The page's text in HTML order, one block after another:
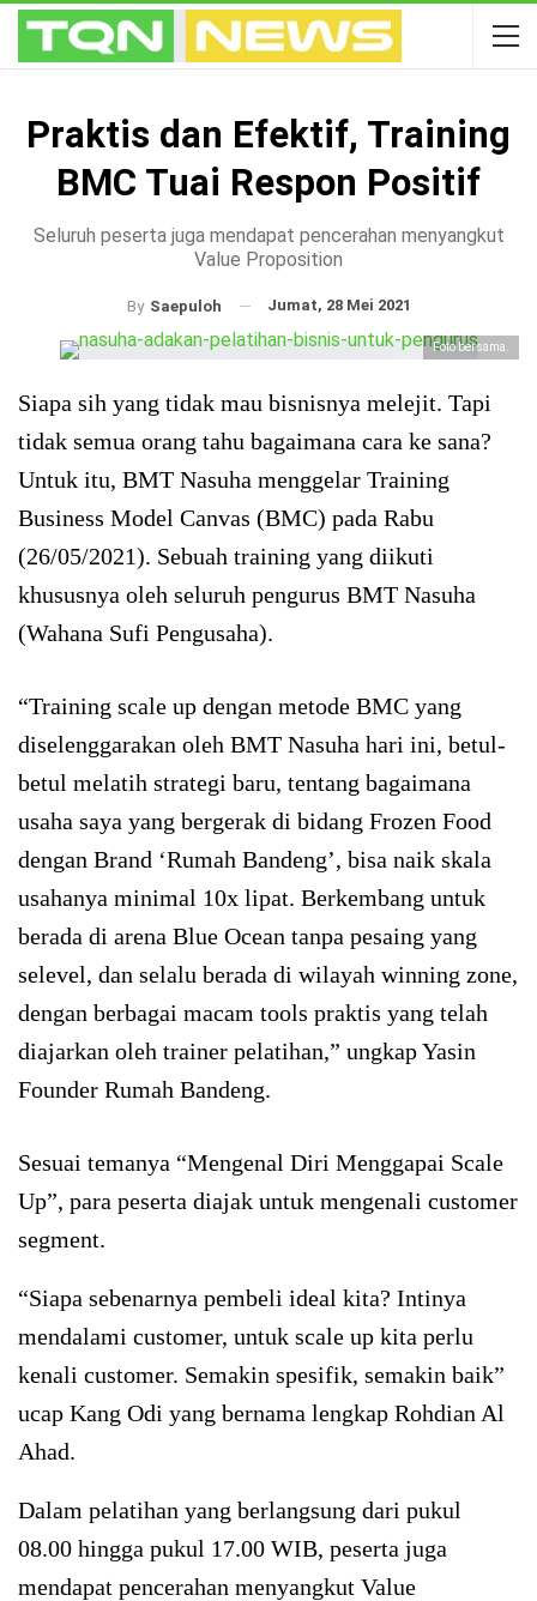
Praktis dan Efektif, Training
BMC Tuai Respon Positif
Seluruh peserta juga mendapat pencerahan menyangkut
Value Proposition
By Saepuloh Jumat, 28 Mei 2021
Foto bersama.
Siapa sih yang tidak mau bisnisnya melejit. Tapi
tidak semua orang tahu bagaimana cara ke sana?
Untuk itu, BMT Nasuha menggelar Training
Business Model Canvas (BMC) pada Rabu
(26/05/2021). Sebuah training yang diikuti
khususnya oleh seluruh pengurus BMT Nasuha
(Wahana Sufi Pengusaha).
“Training scale up dengan metode BMC yang
diselenggarakan oleh BMT Nasuha hari ini, betul-
betul melatih strategi baru, tentang bagaimana
usaha saya yang bergerak di bidang Frozen Food
dengan Brand ‘Rumah Bandeng’, bisa naik skala
usahanya minimal 10x lipat. Berkembang untuk
berada di arena Blue Ocean tanpa pesaing yang
selevel, dan selalu berada di wilayah winning zone,
dengan berbagai macam tools praktis yang telah
diajarkan oleh trainer pelatihan,” ungkap Yasin
Founder Rumah Bandeng.
Sesuai temanya “Mengenal Diri Menggapai Scale
Up”, para peserta diajak untuk mengenali customer
segment.
“Siapa sebenarnya pembeli ideal kita? Intinya
mendalami customer, untuk scale up kita perlu
kenali customer. Semakin spesifik, semakin baik”
ucap Kang Odi yang bernama lengkap Rohdian Al
Ahad.
Dalam pelatihan yang berlangsung dari pukul
08.00 hingga pukul 17.00 WIB, peserta juga
mendapat pencerahan menyangkut Value